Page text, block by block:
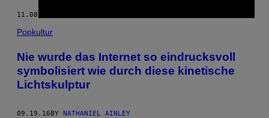
11.08.16
Popkultur
Nie wurde das Internet so eindrucksvoll
symbolisiert wie durch diese kinetische
Lichtskulptur
09.19.16BY NATHANIEL AINLEY